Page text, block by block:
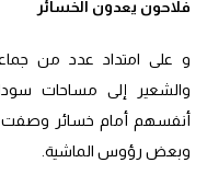
فلاحون يعدون الخسائر
و على امتداد عدد من
والشعير إلى مساحات
أنفسهم أمام خسائر وصفت
وبعض رؤوس الماشية.